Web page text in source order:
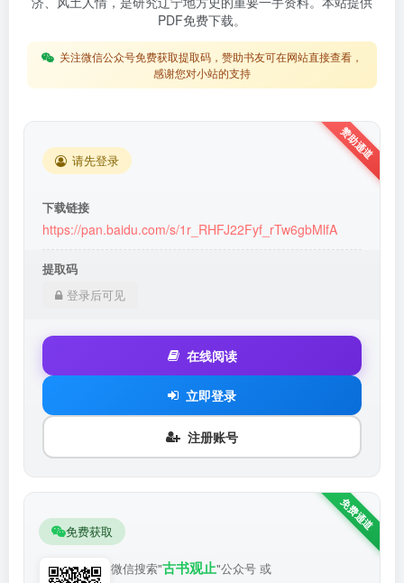
PDF免费下载。
关注微信公众号免费获取提取码，赞助书友可在网站直接查看，
感谢您对小站的支持
请先登录
下载链接
https://pan.baidu.com/s/1r_RHFJ22Fyf_rTw6gbMlfA
提取码
登录后可见
在线阅读
立即登录
注册账号
免费获取
微信搜索"古书观止"公众号 或